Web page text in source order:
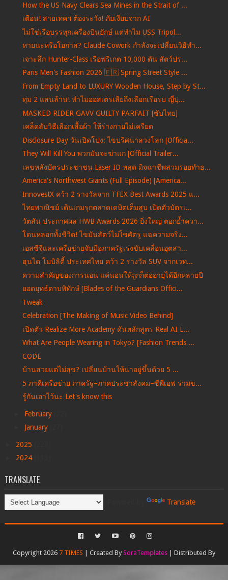
How the US Navy Clears Sea Mines in the Strait of ...
เตือน! สายเทคฯ ต้องระวัง! ภัยเงียบจาก AI
ไม่ใช่เรือบรรทุกเครื่องบินยักษ์ แต่ทำไม USS Tripol...
หายนะหรือโอกาส? Claude Cowork กำลังจะเปลี่ยนวิธีทำ...
เจาะลึก Hunter-Class เรือฟริเกต 10,000 ตัน สัตว์ปร...
Paris Men's Fashion 2026 🇫🇷 Spring Street Style ...
From Empty Land to LUXURY Wooden House, Step by St...
ทุ่ม 2 แสนล้าน! ทำไมออสเตรเลียถึงเลือกเรือรบ ญี่ปุ...
MASKED RIDER GAVV GUILTY PARFAIT [ซับไทย]
เคล็ดลับวิธีเลือกเสื้อผ้า ให้ร่างกายไม่เครียด
Disclosure Day วันเปิดโปง: ไขปริศนาลวงโลก [Officia...
They Will Kill You พวกมันจะฆ่าแก [Official Trailer...
เลขหลังบัตรประชาชน Laser ID หลุด มิจฉาชีพสวมรอยทำธ...
America's Northwest Giants (Full Episode) [America...
InnovestX คว้า 2 รางวัลจาก TFEX Best Awards 2025 แ...
ไทยพาณิชย์ เดินเกมรุกตลาดเดบิตเต็มสูบ เปิดตัวบัตรเ...
วัตสัน ประกาศผล HWB Awards 2026 ยิ่งใหญ่ ตอกย้ำควา...
โดนหลอกทั้งชีวิต! ไขมันสัตว์ไม่ใช่ศัตรู แฉความจริง...
เอสซีจีและเครือข่ายจับมือภาครัฐเร่งขับเคลื่อนอุตสา...
ฮุนได โมบิลิตี้ ประเทศไทย คว้า 2 รางวัล SUV จากเวท...
ความสำคัญของการนอน แค่นอนให้ถูกก็ต่ออายุได้อีกหลายปี
ยอดยุทธ์ดาบพิทักษ์ [Blades of the Guardians Offici...
Tweak
Celebration [The Making of Music Video Behind]
เปิดตัว Realize More Academy ดันหลักสูตร Real AI L...
What Are People Wearing in Tokyo? [Fashion Trends ...
CODE
บ้านสวยแต่ไม่สุข? เปลี่ยนบ้านให้น่าอยู่ขึ้นด้วย 5 ...
5 ภาคีเครือข่าย ภาครัฐ–ภาคประชาสังคม–ซีพีเอฟ ร่วมข...
รู้กันเอาไว้นะ Let's know this
February
January
2025
2024
TRANSLATE
Translate
Copyright 2026 7 TIMES | Created By SoraTemplates| Distributed By